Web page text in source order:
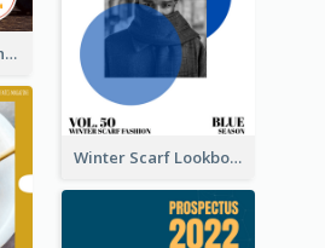
How To Cook Spaghetti Booklet
Winter Scarf Lookbook